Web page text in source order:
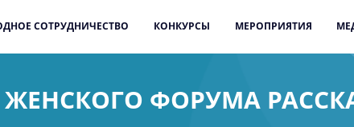
СОТРУДНИЧЕСТВО КОНКУРСЫ МЕРОПРИЯТИЯ
ФОРУМА